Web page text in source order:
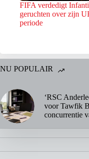
FIFA verdedigt
geruchten over zijn
periode
NU POPULAIR
‘RSC
voor Tawfik
concurrentie